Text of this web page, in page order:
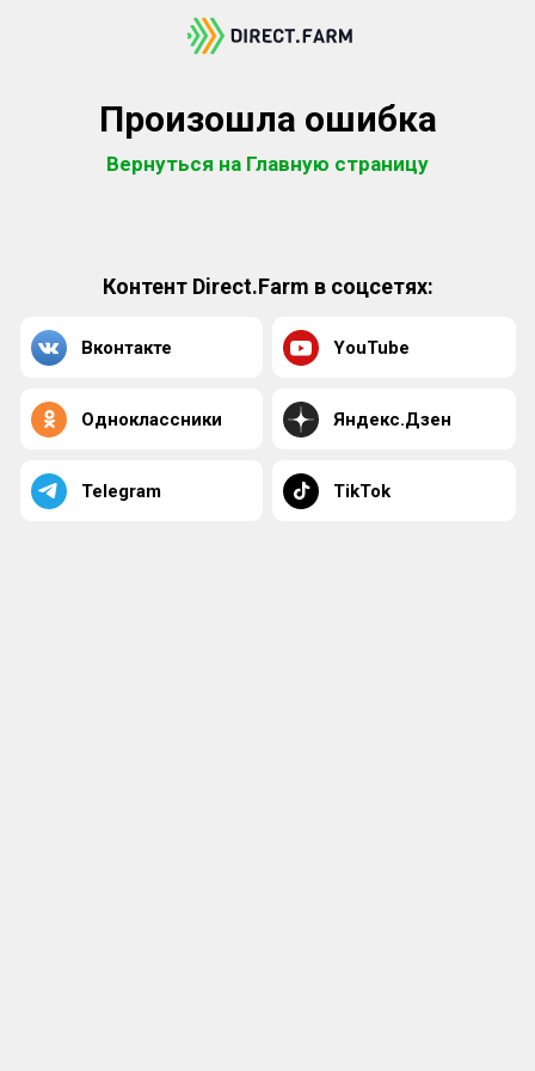
Произошла ошибка
Вернуться на Главную страницу
Контент Direct.Farm в соцсетях:
Вконтакте YouTube
Одноклассники Яндекс.Дзен
Telegram TikTok